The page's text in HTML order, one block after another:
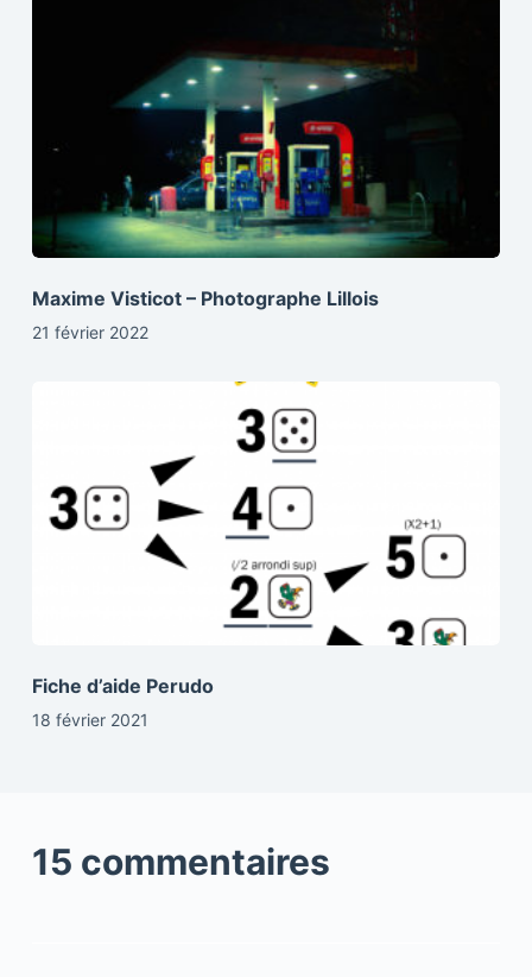
Maxime Visticot – Photographe Lillois
21 février 2022
Fiche d’aide Perudo
18 février 2021
15 commentaires